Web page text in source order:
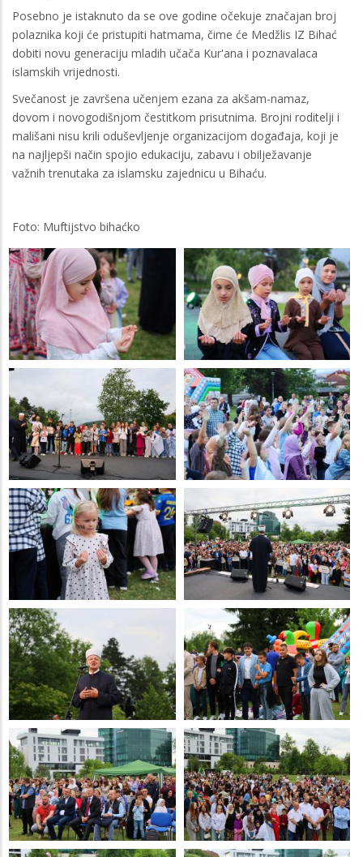
Posebno je istaknuto da se ove godine očekuje značajan broj
polaznika koji će pristupiti hatmama, čime će Medžlis IZ Bihać
dobiti novu generaciju mladih učača Kur'ana i poznavalaca
islamskih vrijednosti.
Svečanost je završena učenjem ezana za akšam-namaz,
dovom i novogodišnjom čestitkom prisutnima. Brojni roditelji i
mališani nisu krili oduševljenje organizacijom događaja, koji je
na najljepši način spojio edukaciju, zabavu i obilježavanje
važnih trenutaka za islamsku zajednicu u Bihaću.
Foto: Muftijstvo bihaćko